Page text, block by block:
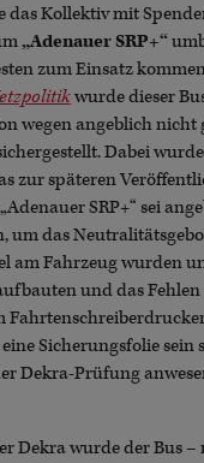
das Kollektiv mit
„Adenauer SRP+“
zum Einsatz
wurde dieser
wegen angeblich nicht
Dabei
zur späteren
SRP+“ sei
um das
am Fahrzeug wurden
und das
Sicherungsfolie sein
Dekra-Prüfung
Dekra wurde der Bus